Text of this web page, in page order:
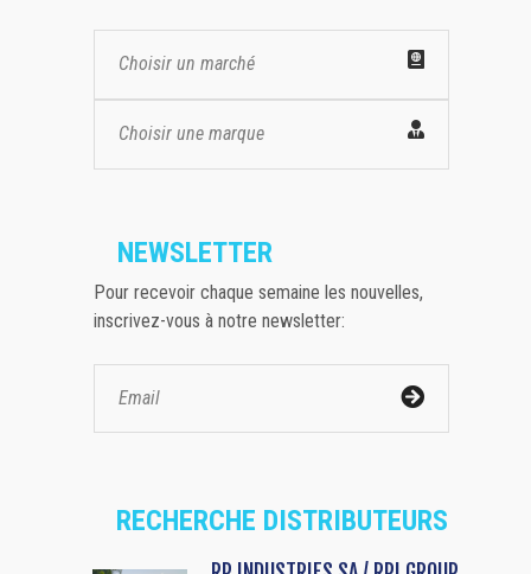
Choisir un marché
Choisir une marque
NEWSLETTER
Pour recevoir chaque semaine les nouvelles,
inscrivez-vous à notre newsletter:
RECHERCHE DISTRIBUTEURS